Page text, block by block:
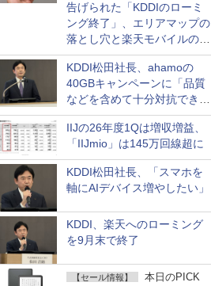
告げられた「KDDIのローミ
ング終了」、エリアマップの
落とし穴と楽天モバイルの課
題
KDDI松田社長、ahamoの
40GBキャンペーンに「品質
などを含めて十分対抗でき
る」
IIJの26年度1Qは増収増益、
「IIJmio」は145万回線超に
KDDI松田社長、「スマホを
軸にAIデバイス増やしたい」
KDDI、楽天へのローミング
を9月末で終了
【セール情報】
本日のPICK